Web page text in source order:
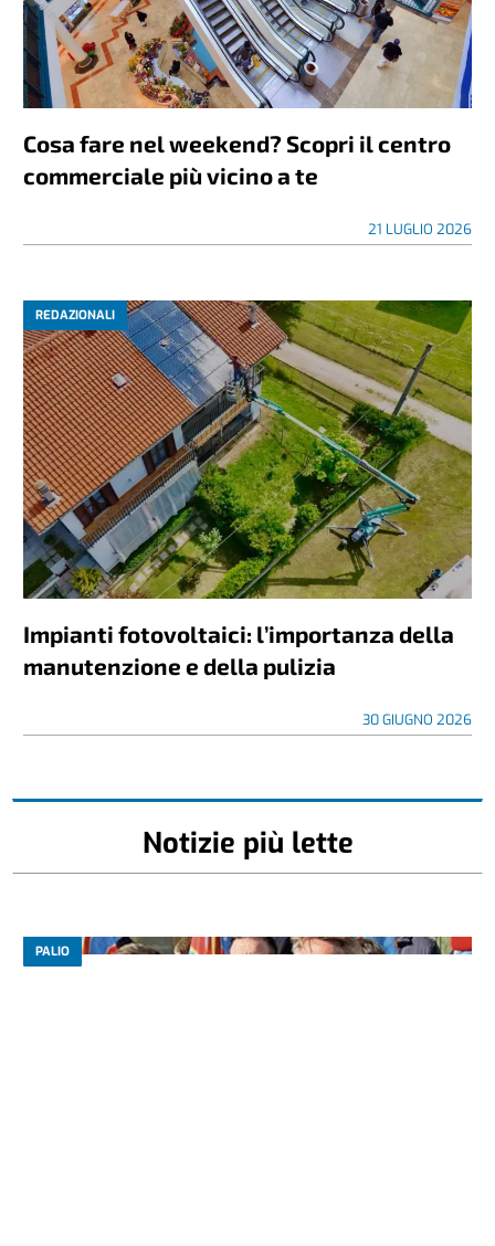
Cosa fare nel weekend? Scopri il centro
commerciale più vicino a te
21 LUGLIO 2026
REDAZIONALI
Impianti fotovoltaici: l’importanza della
manutenzione e della pulizia
30 GIUGNO 2026
Notizie più lette
PALIO